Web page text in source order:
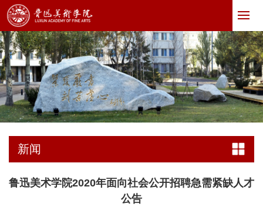
新闻
鲁迅美术学院2020年面向社会公开招聘急需紧缺人才
公告